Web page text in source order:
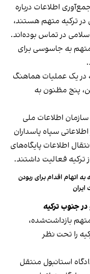
اطلاعات درباره
ترکیه متهم هستند،
در تماس بوده‌اند.
به جاسوسی برای
ترکیه در یک عملیات هماهنگ
پنج مظنون به
اطلاعات ملی
سپاه پاسداران
اطلاعات پایگاه‌های
ترکیه فعالیت داشتند.
در ترکیه به اتهام اقدام برای ربودن
در جنوب ترکیه
بازداشت‌شده،
را تحت نظر
استانبول منتقل